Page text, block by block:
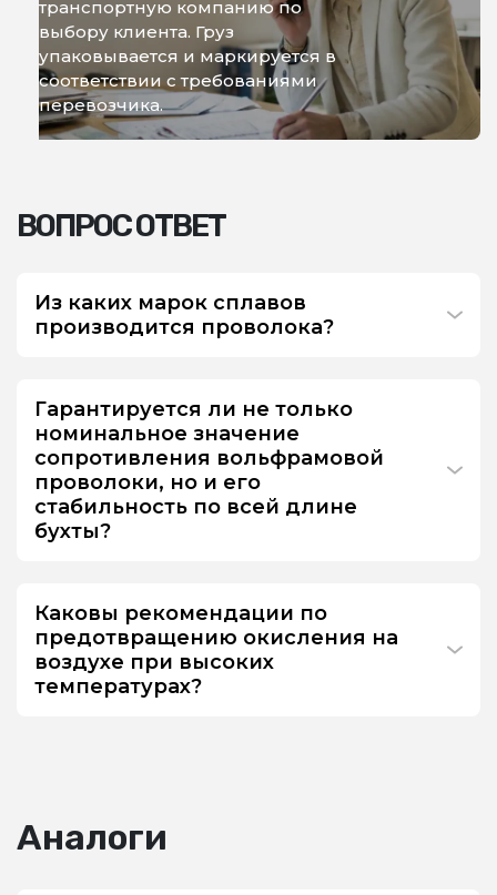
транспортную компанию по
выбору клиента. Груз
упаковывается и маркируется в
соответствии с требованиями
перевозчика.
ВОПРОС ОТВЕТ
Из каких марок сплавов
производится проволока?
Гарантируется ли не только
номинальное значение
сопротивления вольфрамовой
проволоки, но и его
стабильность по всей длине
бухты?
Каковы рекомендации по
предотвращению окисления на
воздухе при высоких
температурах?
Аналоги